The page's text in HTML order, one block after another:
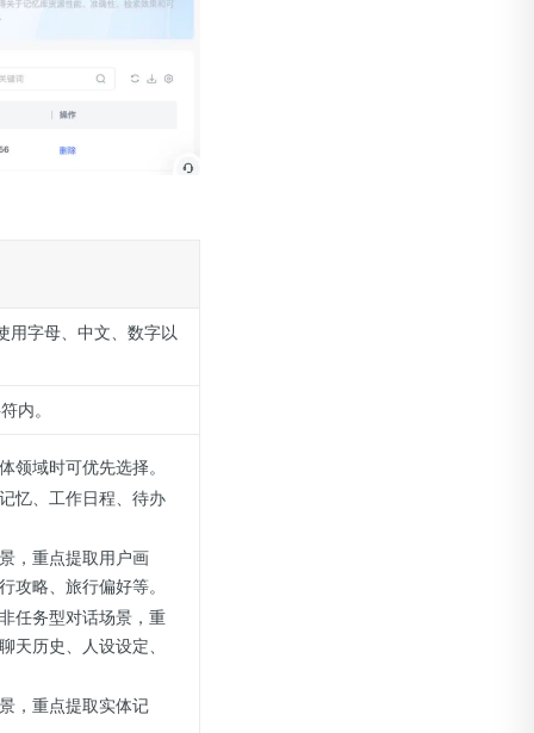
用字母、中文、数字以
内。
领域时可优先选择。
忆、工作日程、待办
，重点提取用户画
攻略、旅行偏好等。
任务型对话场景，重
天历史、人设设定、
，重点提取实体记